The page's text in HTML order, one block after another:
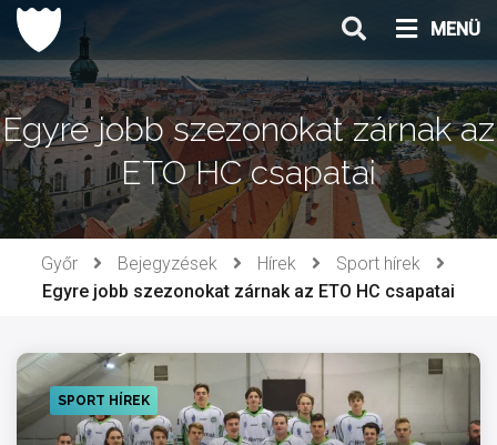
Ugrás
tartalomhoz
MENÜ
Egyre jobb szezonokat zárnak az
ETO HC csapatai
Győr Bejegyzések Hírek
Sport hírek
Egyre jobb szezonokat zárnak az ETO HC csapatai
SPORT HÍREK